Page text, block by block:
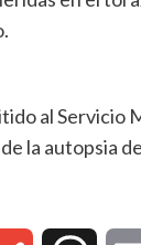
al Servicio
la autopsia